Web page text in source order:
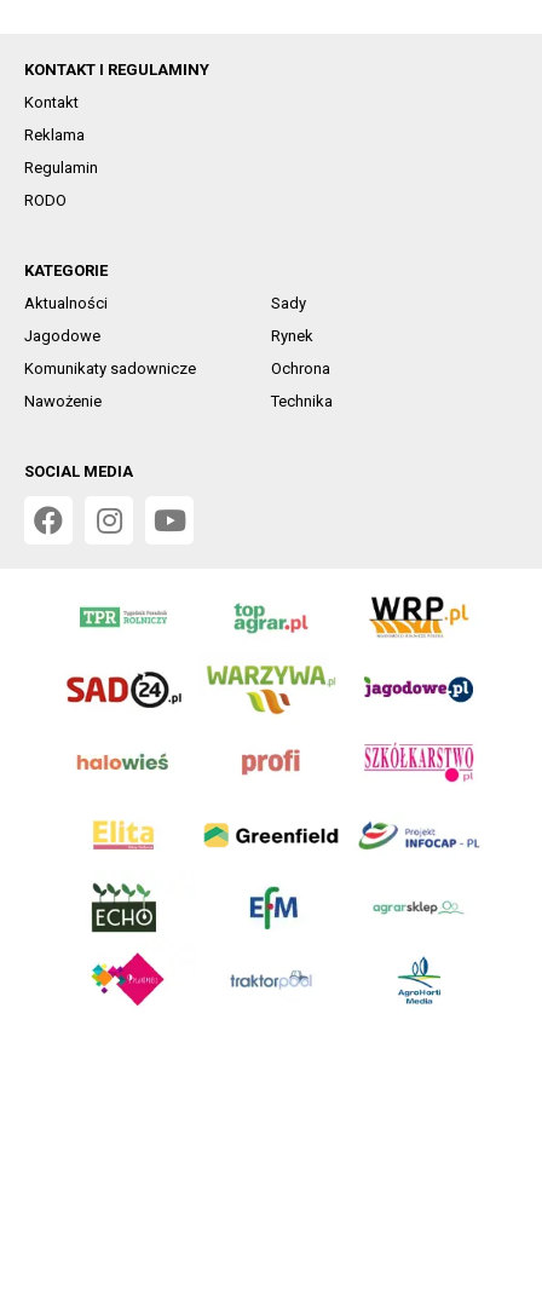
KONTAKT I REGULAMINY
Kontakt
Reklama
Regulamin
RODO
KATEGORIE
Aktualności
Sady
Jagodowe
Rynek
Komunikaty sadownicze
Ochrona
Nawożenie
Technika
SOCIAL MEDIA